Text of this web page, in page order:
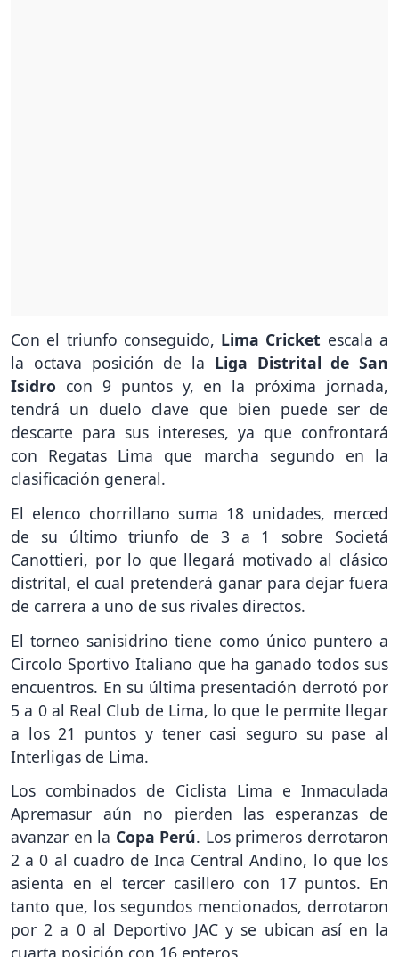
Con el triunfo conseguido, Lima Cricket escala a
la octava posición de la Liga Distrital de San
Isidro con 9 puntos y, en la próxima jornada,
tendrá un duelo clave que bien puede ser de
descarte para sus intereses, ya que confrontará
con Regatas Lima que marcha segundo en la
clasificación general.
El elenco chorrillano suma 18 unidades, merced
de su último triunfo de 3 a 1 sobre Societá
Canottieri, por lo que llegará motivado al clásico
distrital, el cual pretenderá ganar para dejar fuera
de carrera a uno de sus rivales directos.
El torneo sanisidrino tiene como único puntero a
Circolo Sportivo Italiano que ha ganado todos sus
encuentros. En su última presentación derrotó por
5 a 0 al Real Club de Lima, lo que le permite llegar
a los 21 puntos y tener casi seguro su pase al
Interligas de Lima.
Los combinados de Ciclista Lima e Inmaculada
Apremasur aún no pierden las esperanzas de
avanzar en la Copa Perú. Los primeros derrotaron
2 a 0 al cuadro de Inca Central Andino, lo que los
asienta en el tercer casillero con 17 puntos. En
tanto que, los segundos mencionados, derrotaron
por 2 a 0 al Deportivo JAC y se ubican así en la